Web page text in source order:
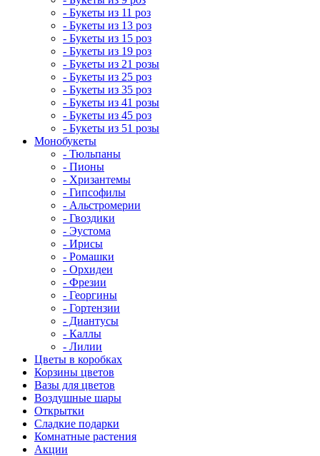
- Букеты из 11 роз
- Букеты из 13 роз
- Букеты из 15 роз
- Букеты из 19 роз
- Букеты из 21 розы
- Букеты из 25 роз
- Букеты из 35 роз
- Букеты из 41 розы
- Букеты из 45 роз
- Букеты из 51 розы
Монобукеты
- Тюльпаны
- Пионы
- Хризантемы
- Гипсофилы
- Альстромерии
- Гвоздики
- Эустома
- Ирисы
- Ромашки
- Орхидеи
- Фрезии
- Георгины
- Гортензии
- Диантусы
- Каллы
- Лилии
Цветы в коробках
Корзины цветов
Вазы для цветов
Воздушные шары
Открытки
Сладкие подарки
Комнатные растения
Акции